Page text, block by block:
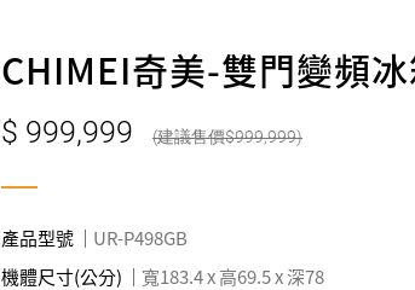
CHIMEI奇美-雙門變頻
999,999 999,999
產品型號
UR-P498GB
機體尺寸(公分)
寬183.4 x 高69.5 x 深78